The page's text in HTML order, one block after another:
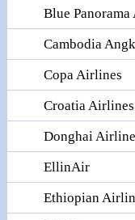
Blue
Cambodia
Copa Airlines
Croatia Airlines
Donghai
EllinAir
Ethiopian